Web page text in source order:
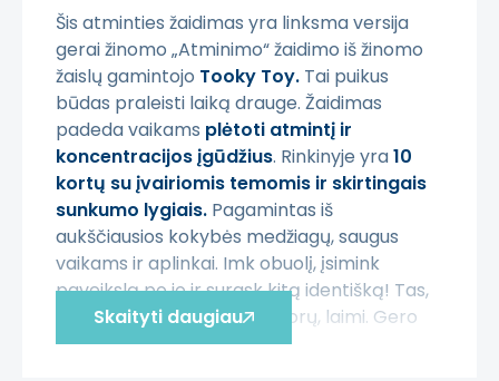
Šis atminties žaidimas yra linksma versija
gerai žinomo „Atminimo“ žaidimo iš žinomo
žaislų gamintojo Tooky Toy. Tai puikus
būdas praleisti laiką drauge. Žaidimas
padeda vaikams plėtoti atmintį ir
koncentracijos įgūdžius. Rinkinyje yra10
kortų su įvairiomis temomis ir skirtingais
sunkumo lygiais. Pagamintas iš
aukščiausios kokybės medžiagų, saugus
vaikams ir aplinkai. Imk obuolį, įsimink
paveikslą po jo ir surask kitą identišką! Tas,
kuris suranda daugiausiai porų, laimi. Gero
linksmumo!
Skaityti daugiau